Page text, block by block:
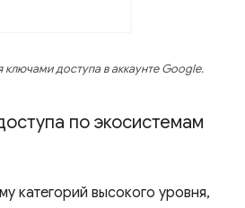
ключами доступа в аккаунте Google.
по экосистемам
категорий высокого уровня,